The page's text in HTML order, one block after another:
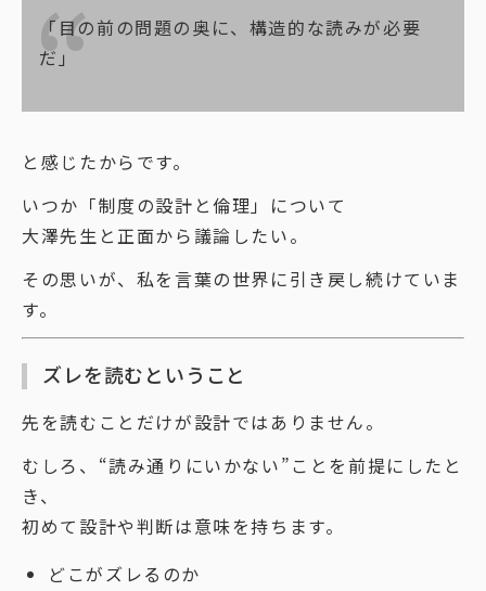
「目の前の問題の奥に、構造的な読みが必要
だ」
と感じたからです。
いつか「制度の設計と倫理」について
大澤先生と正面から議論したい。
その思いが、私を言葉の世界に引き戻し続けていま
す。
ズレを読むということ
先を読むことだけが設計ではありません。
むしろ、“読み通りにいかない”ことを前提にしたと
き、
初めて設計や判断は意味を持ちます。
どこがズレるのか